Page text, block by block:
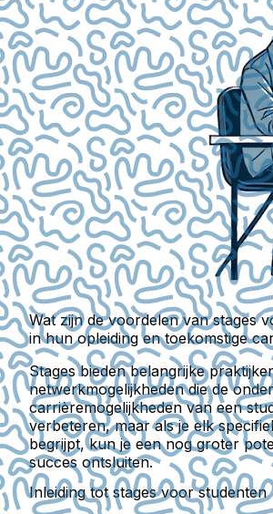
Wat zijn de voordelen van stages
in hun opleiding en toekomstige
Stages bieden belangrijke
netwerkmogelijkheden die de
carrièremogelijkheden van een
verbeteren, maar als je elk
begrijpt, kun je een nog groter
succes ontsluiten.
Inleiding tot stages voor studenten